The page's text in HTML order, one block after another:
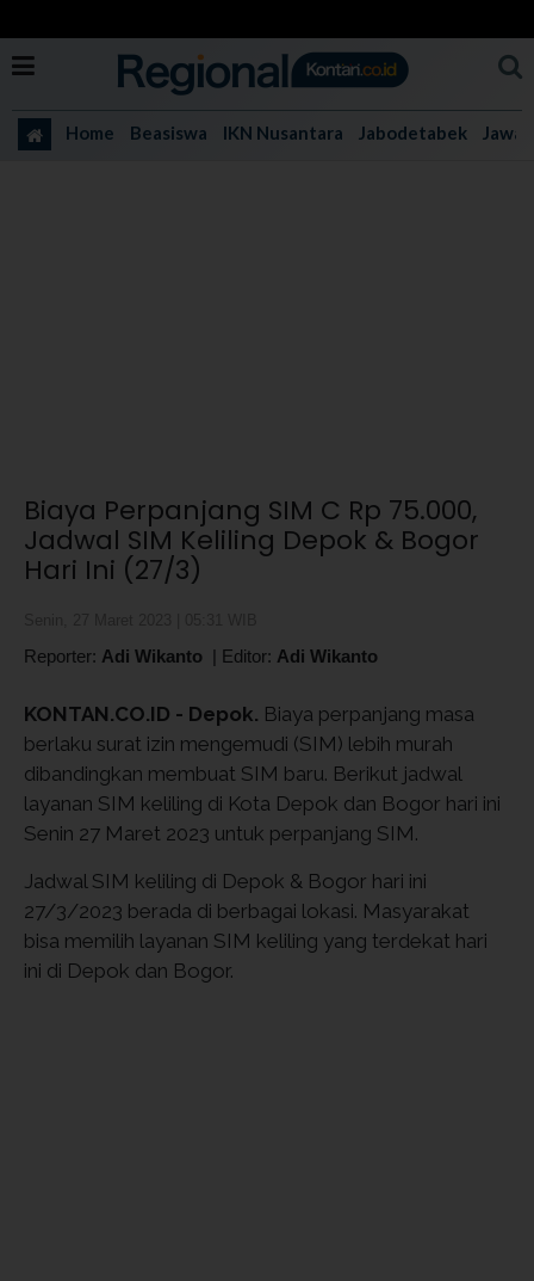
Home Beasiswa IKN Nusantara Jabodetabek Jawa
Biaya Perpanjang SIM C Rp 75.000,
Jadwal SIM Keliling Depok & Bogor
Hari Ini (27/3)
Reporter: Adi Wikanto | Editor: Adi Wikanto
KONTAN.CO.ID - Depok. Biaya perpanjang masa
berlaku surat izin mengemudi (SIM) lebih murah
dibandingkan membuat SIM baru. Berikut jadwal
layanan SIM keliling di Kota Depok dan Bogor hari ini
Senin 27 Maret 2023 untuk perpanjang SIM.
Jadwal SIM keliling di Depok & Bogor hari ini
27/3/2023 berada di berbagai lokasi. Masyarakat
bisa memilih layanan SIM keliling yang terdekat hari
ini di Depok dan Bogor.